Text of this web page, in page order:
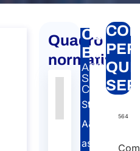
Quadro
normativo
Autorità
Fonte
Numero
Articolo
Data
Link
Nessun
presente
A&P
SERVIZIO
Carte
BTP
Studio
A&P
assiste
PER
564